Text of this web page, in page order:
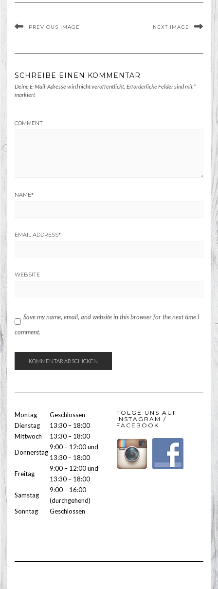
PREVIOUS IMAGE NEXT IMAGE
SCHREIBE EINEN KOMMENTAR
Deine E-Mail-Adresse wird nicht veröffentlicht. Erforderliche Felder sind mit *
markiert
COMMENT
NAME*
EMAIL ADDRESS*
WEBSITE
Save my name, email, and website in this browser for the next time I
comment.
Montag
Geschlossen
Dienstag
13:30 – 18:00
Mittwoch
13:30 – 18:00
Donnerstag
9:00 – 12:00 und
13:30 – 18:00
Freitag
9:00 – 12:00 und
13:30 – 18:00
Samstag
9:00 – 16:00
(durchgehend)
Sonntag
Geschlossen
FOLGE UNS AUF
INSTAGRAM /
FACEBOOK